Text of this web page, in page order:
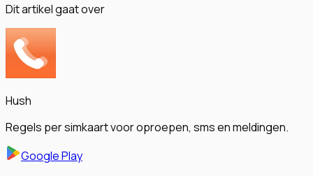
Dit artikel gaat over
Hush
Regels per simkaart voor oproepen, sms en meldingen.
Google Play